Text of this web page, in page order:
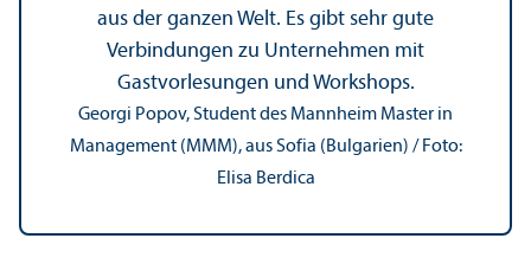
aus der ganzen Welt. Es gibt sehr gute
Verbindungen zu Unter­nehmen mit
Gastvorlesungen und Workshops.
Georgi Popov, Student des Mannheim Master in
Management (MMM), aus Sofia (Bulgarien) / Foto:
Elisa Berdica